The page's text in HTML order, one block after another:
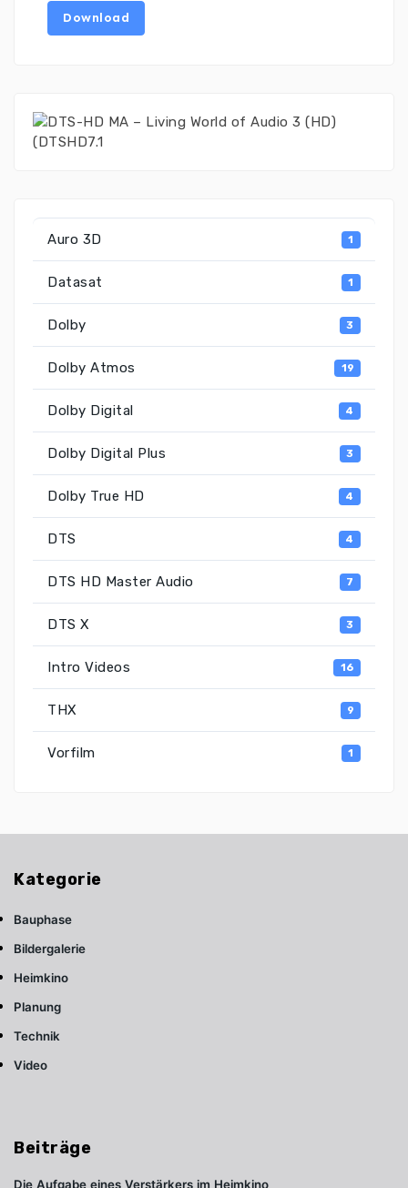
Download
Auro 3D 1
Datasat 1
Dolby 3
Dolby Atmos 19
Dolby Digital 4
Dolby Digital Plus 3
Dolby True HD 4
DTS 4
DTS HD Master Audio 7
DTS X 3
Intro Videos 16
THX 9
Vorfilm 1
Kategorie
Bauphase
Bildergalerie
Heimkino
Planung
Technik
Video
Beiträge
Die Aufgabe eines Verstärkers im Heimkino